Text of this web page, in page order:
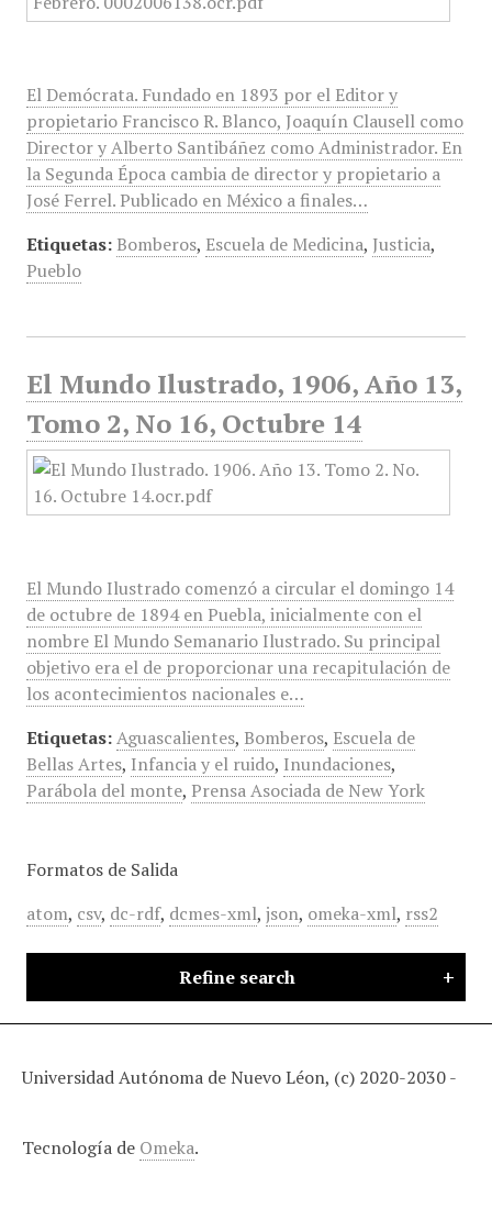
El Demócrata. Fundado en 1893 por el Editor y
propietario Francisco R. Blanco, Joaquín Clausell como
Director y Alberto Santibáñez como Administrador. En
la Segunda Época cambia de director y propietario a
José Ferrel. Publicado en México a finales…
Etiquetas: Bomberos, Escuela de Medicina, Justicia,
Pueblo
El Mundo Ilustrado, 1906, Año 13,
Tomo 2, No 16, Octubre 14
El Mundo Ilustrado comenzó a circular el domingo 14
de octubre de 1894 en Puebla, inicialmente con el
nombre El Mundo Semanario Ilustrado. Su principal
objetivo era el de proporcionar una recapitulación de
los acontecimientos nacionales e…
Etiquetas: Aguascalientes, Bomberos, Escuela de
Bellas Artes, Infancia y el ruido, Inundaciones,
Parábola del monte, Prensa Asociada de New York
Formatos de Salida
atom, csv, dc-rdf, dcmes-xml, json, omeka-xml, rss2
Refine search
Universidad Autónoma de Nuevo Léon, (c) 2020-2030 -
Tecnología de Omeka.